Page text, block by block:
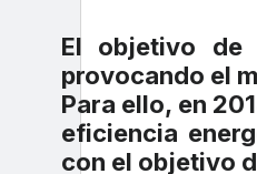
El objetivo de
provocando el
Para ello, en
eficiencia
con el objetivo